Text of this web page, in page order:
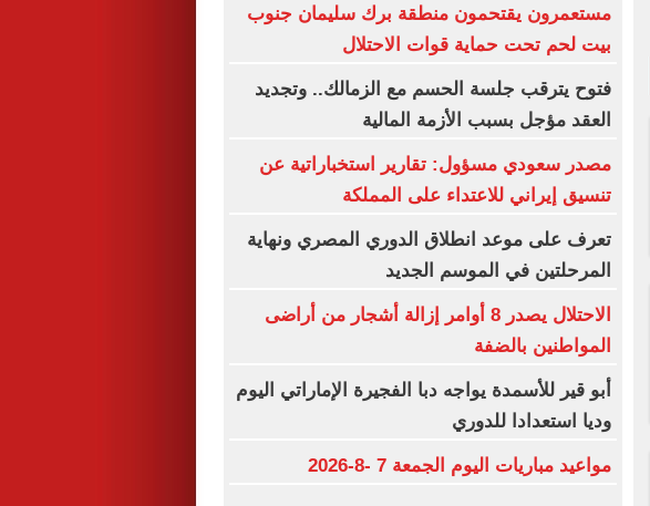
مستعمرون يقتحمون منطقة برك سليمان جنوب
بيت لحم تحت حماية قوات الاحتلال
فتوح يترقب جلسة الحسم مع الزمالك.. وتجديد
العقد مؤجل بسبب الأزمة المالية
مصدر سعودي مسؤول: تقارير استخباراتية عن
تنسيق إيراني للاعتداء على المملكة
تعرف على موعد انطلاق الدوري المصري ونهاية
المرحلتين في الموسم الجديد
الاحتلال يصدر 8 أوامر إزالة أشجار من أراضى
المواطنين بالضفة
أبو قير للأسمدة يواجه دبا الفجيرة الإماراتي اليوم
وديا استعدادا للدوري
مواعيد مباريات اليوم الجمعة 7 -8-2026